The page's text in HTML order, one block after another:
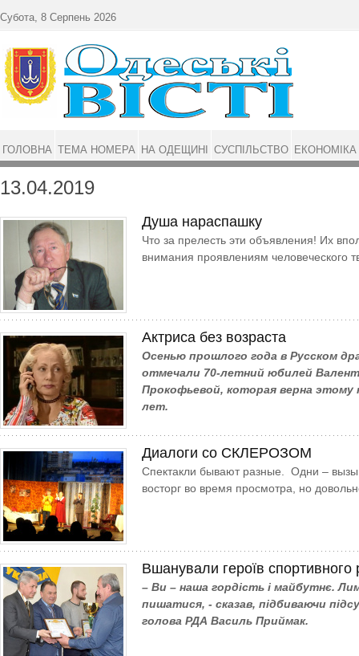
13.04.2019
Душа нараспашку
Что за прелесть эти объявления! Их
внимания проявлениям человеческого
Актриса без возраста
Осенью прошлого года в Русском
отмечали 70-летний юбилей
Прокофьевой, которая верна этому
лет.
Диалоги со СКЛЕРОЗОМ
Спектакли бывают разные. Одни –
восторг во время просмотра, но
Вшанували героїв спортивного
– Ви – наша гордість і майбутнє.
пишатися, - сказав, підбиваючи
голова РДА Василь Приймак.
Субота, 8 Серпень 2026
ГОЛОВНА ТЕМА НОМЕРА НА ОДЕЩИНІ СУСПІЛЬСТВО ЕКОНОМІКА